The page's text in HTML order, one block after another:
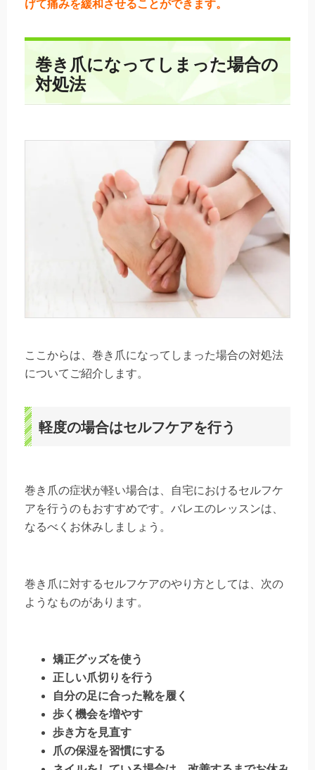
げて痛みを緩和させることができます。
巻き爪になってしまった場合の
対処法
ここからは、巻き爪になってしまった場合の対処法
についてご紹介します。
軽度の場合はセルフケアを行う
巻き爪の症状が軽い場合は、自宅におけるセルフケ
アを行うのもおすすめです。バレエのレッスンは、
なるべくお休みしましょう。
巻き爪に対するセルフケアのやり方としては、次の
ようなものがあります。
矯正グッズを使う
正しい爪切りを行う
自分の足に合った靴を履く
歩く機会を増やす
歩き方を見直す
爪の保湿を習慣にする